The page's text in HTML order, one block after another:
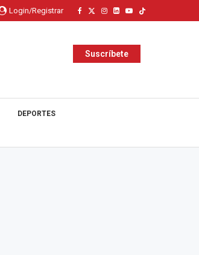
Login/Registrar
Suscríbete
DEPORTES